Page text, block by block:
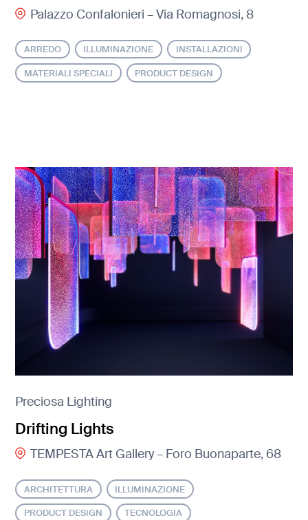
Palazzo Confalonieri – Via Romagnosi, 8
ARREDO ILLUMINAZIONE INSTALLAZIONI
MATERIALI SPECIALI PRODUCT DESIGN
Preciosa Lighting
Drifting Lights
TEMPESTA Art Gallery – Foro Buonaparte, 68
ARCHITETTURA ILLUMINAZIONE
PRODUCT DESIGN TECNOLOGIA